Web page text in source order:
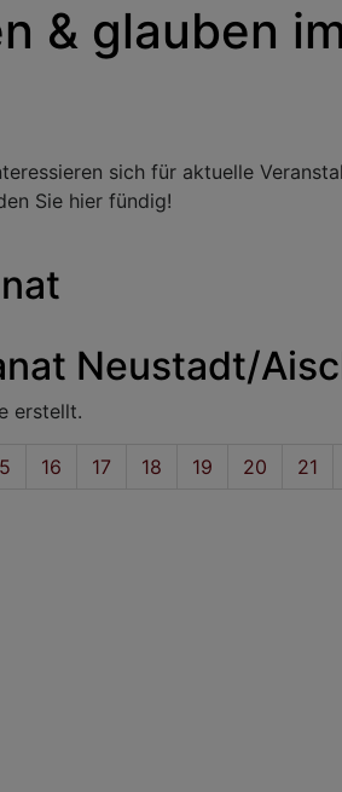
& glauben
sich für aktuelle
Sie hier fündig!
Neustadt/
erstellt.
Seite
16 Seite
17 Seite
18 Seite
19 Seite
20 Seite
21